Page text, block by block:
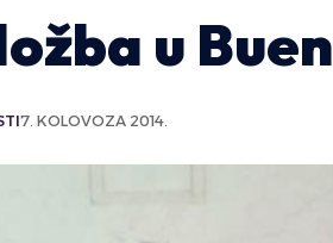
u
7. KOLOVOZA 2014.